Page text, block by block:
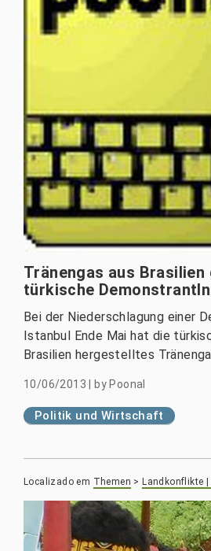
Tränengas aus Brasilien
türkische
Bei der Niederschlagung einer
Istanbul Ende Mai hat die
Brasilien hergestelltes
10/06/2013 by Poonal
Politik und Wirtschaft
Localizado em Themen > Landkonflikte